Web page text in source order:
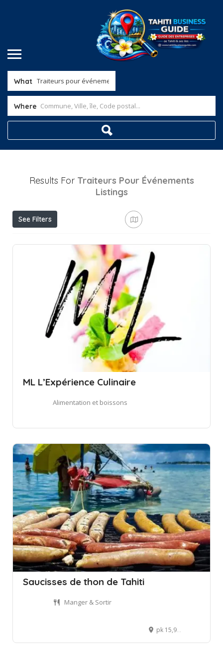
What
Where
Results For Traiteurs Pour Événements
Listings
See Filters
ML L’Expérience Culinaire
Alimentation et boissons
Saucisses de thon de Tahiti
Manger & Sortir
pk 15,9 côté montagne, Punaauia, French Polynesia